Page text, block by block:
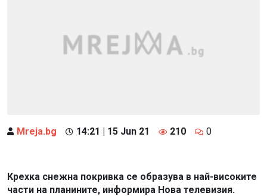
Mreja.bg 14:21 | 15 Jun 21 210 0
Крехка снежна покривка се образува в най-високите
части на планините, информира Нова телевизия.